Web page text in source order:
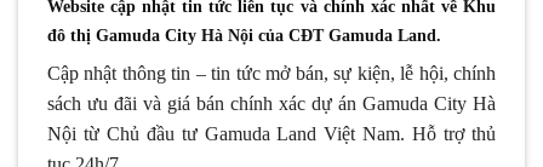
Website cập nhật tin tức liên tục và chính xác nhất về Khu
đô thị Gamuda City Hà Nội của CĐT Gamuda Land.
Cập nhật thông tin – tin tức mở bán, sự kiện, lễ hội, chính
sách ưu đãi và giá bán chính xác dự án Gamuda City Hà
Nội từ Chủ đầu tư Gamuda Land Việt Nam. Hỗ trợ thủ